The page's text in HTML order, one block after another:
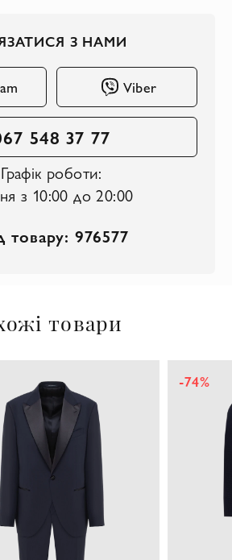
З НАМИ
Viber
548 37 77
Графік роботи:
з 10:00 до 20:00
товару: 976577
товари
-74%